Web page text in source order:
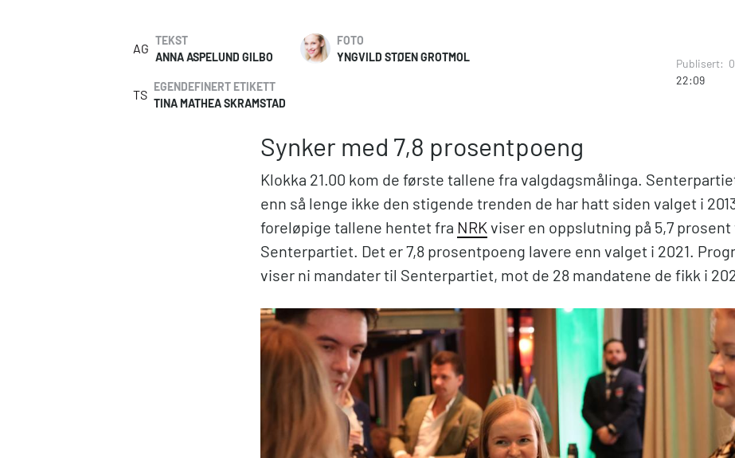
AG
TEKST
ANNA ASPELUND GILBO
FOTO
YNGVILD STØEN GROTMOL
TS
EGENDEFINERT ETIKETT
TINA MATHEA SKRAMSTAD
Publisert:
22:09
Synker med 7,8 prosentpoeng
Klokka 21.00 kom de første tallene fra valgdagsmålinga.
enn så lenge ikke den stigende trenden de har hatt siden valget i
foreløpige tallene hentet fra NRK viser en oppslutning på 5,7 prosent
Senterpartiet. Det er 7,8 prosentpoeng lavere enn valget i 2021.
viser ni mandater til Senterpartiet, mot de 28 mandatene de fikk i